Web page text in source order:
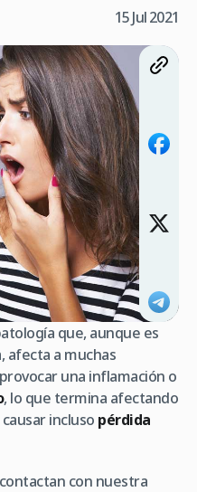
15 Jul 2021
que, aunque es
afecta a muchas
una inflamación o
, lo que termina afectando
incluso pérdida
con nuestra